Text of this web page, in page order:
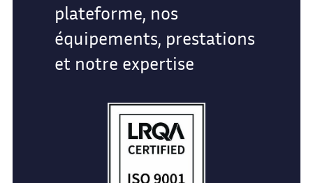
plateforme, nos
équipements, prestations
et notre expertise